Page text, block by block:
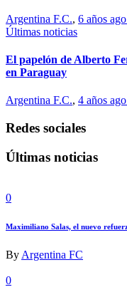
Argentina F.C., 6 años ago
Últimas noticias
El papelón de Alberto
en Paraguay
Argentina F.C., 4 años ago
Redes sociales
Últimas noticias
0
Maximiliano Salas, el nuevo
By Argentina FC
0